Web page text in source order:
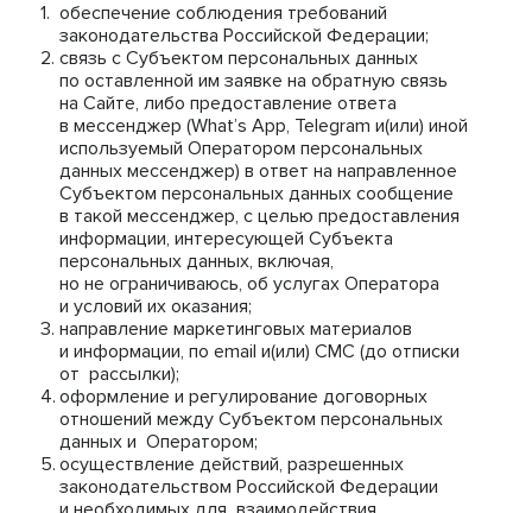
обеспечение соблюдения требований
законодательства Российской Федерации;
связь с Субъектом персональных данных
по оставленной им заявке на обратную связь
на Сайте, либо предоставление ответа
в мессенджер (What’s App, Telegram и(или) иной
используемый Оператором персональных
данных мессенджер) в ответ на направленное
Субъектом персональных данных сообщение
в такой мессенджер, с целью предоставления
информации, интересующей Субъекта
персональных данных, включая,
но не ограничиваюсь, об услугах Оператора
и условий их оказания;
направление маркетинговых материалов
и информации, по email и(или) СМС (до отписки
от рассылки);
оформление и регулирование договорных
отношений между Субъектом персональных
данных и Оператором;
осуществление действий, разрешенных
законодательством Российской Федерации